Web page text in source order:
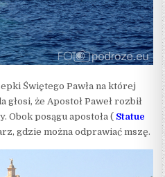
Świętego Pawła na której
że Apostoł Paweł rozbił
Obok posągu apostoła ( Statue
gdzie można odprawiać mszę.